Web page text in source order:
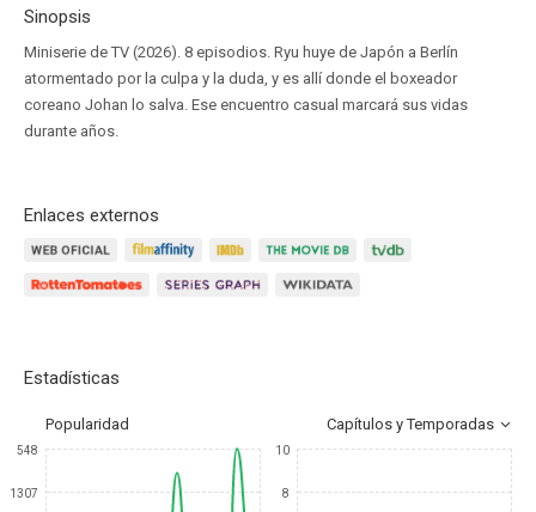
Sinopsis
Miniserie de TV (2026). 8 episodios. Ryu huye de Japón a Berlín
atormentado por la culpa y la duda, y es allí donde el boxeador
coreano Johan lo salva. Ese encuentro casual marcará sus vidas
durante años.
Enlaces externos
Estadísticas
Popularidad Capítulos y Temporadas
548
1307
10
8